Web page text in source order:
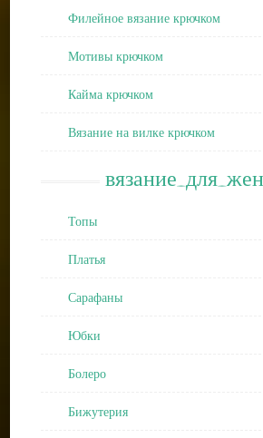
Филейное вязание крючком
Мотивы крючком
Кайма крючком
Вязание на вилке крючком
Топы
Платья
Сарафаны
Юбки
Болеро
Бижутерия